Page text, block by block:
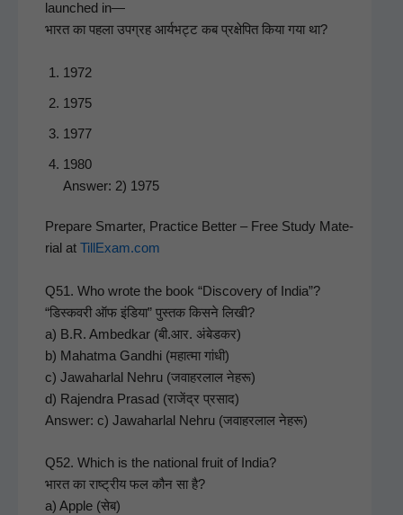
launched in—
भारत का पहला उपग्रह आर्यभट्ट कब प्रक्षेपित किया गया था?
1972
1975
1977
1980
Answer: 2) 1975
Pre­pare Smarter, Prac­tice Bet­ter – Free Study Mate­
r­i­al at TillExam.com
Q51. Who wrote the book “Dis­cov­ery of India”?
“डिस्कवरी ऑफ इंडिया” पुस्तक किसने लिखी?
a) B.R. Ambed­kar (बी.आर. अंबेडकर)
b) Mahat­ma Gand­hi (महात्मा गांधी)
c) Jawa­har­lal Nehru (जवाहरलाल नेहरू)
d) Rajen­dra Prasad (राजेंद्र प्रसाद)
Answer: c) Jawa­har­lal Nehru (जवाहरलाल नेहरू)
Q52. Which is the nation­al fruit of India?
भारत का राष्ट्रीय फल कौन सा है?
a) Apple (सेब)